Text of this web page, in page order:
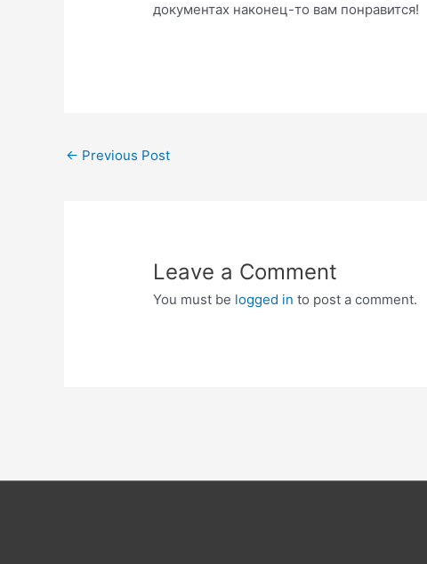
документах наконец-то вам понравится!
Post
← Previous Post
Leave a Comment
You must be logged in to post a comment.